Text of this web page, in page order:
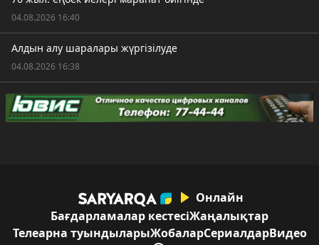
04.08.2026 16:40
Алдын алу шаралары жүргізілуде
04.08.2026 16:38
Онлайн
Бағдарламалар кестесіЖаңалықтар
Телеарна туындыларыЖобаларСериалдарВидео